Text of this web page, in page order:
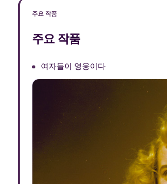
주요 작품
주요 작품
여자들이 영웅이다